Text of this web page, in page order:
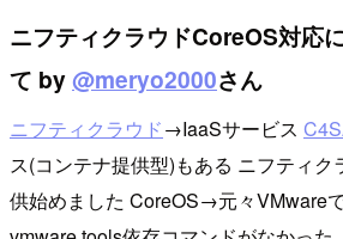
ニフティクラウドCoreOS対応
て by@meryo2000さん
ニフティクラウド→IaaSサービス
ス(コンテナ提供型)もある ニフティク
供始めました CoreOS→元々VMware